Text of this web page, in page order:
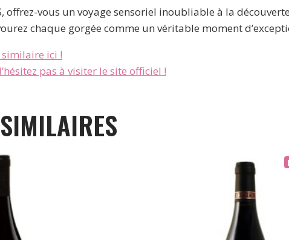
offrez-vous un voyage sensoriel inoubliable à la
chaque gorgée comme un véritable moment
similaire ici !
pas à visiter le site officiel !